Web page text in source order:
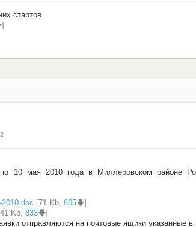
стартов.
10 мая 2010 года в Миллеровском районе
[71 Kb, 865🡇]
Kb, 833🡇]
отправляются на почтовые ящики указанные в